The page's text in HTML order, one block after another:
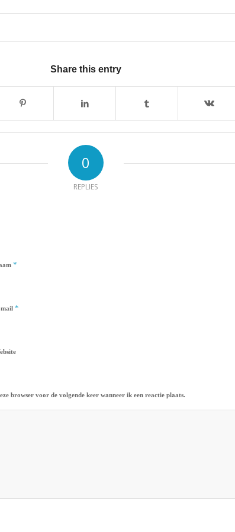
Share this entry
0
REPLIES
*
*
browser voor de volgende keer wanneer ik een reactie plaats.